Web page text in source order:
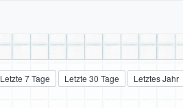
Letzte 7 Tage Letzte 30 Tage Letztes Jahr